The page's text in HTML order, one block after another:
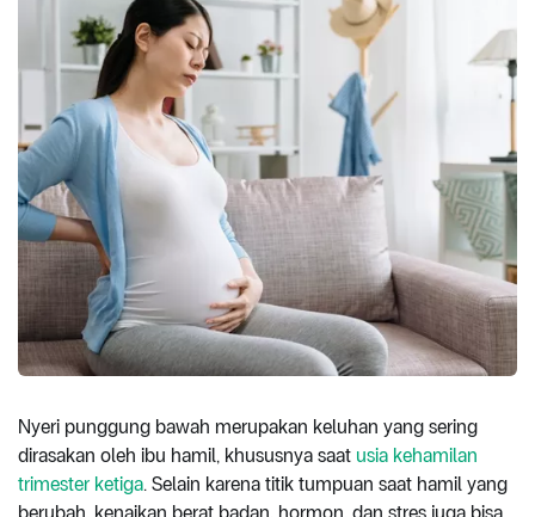
Nyeri punggung bawah merupakan keluhan yang sering
dirasakan oleh ibu hamil, khususnya saat usia kehamilan
trimester ketiga. Selain karena titik tumpuan saat hamil yang